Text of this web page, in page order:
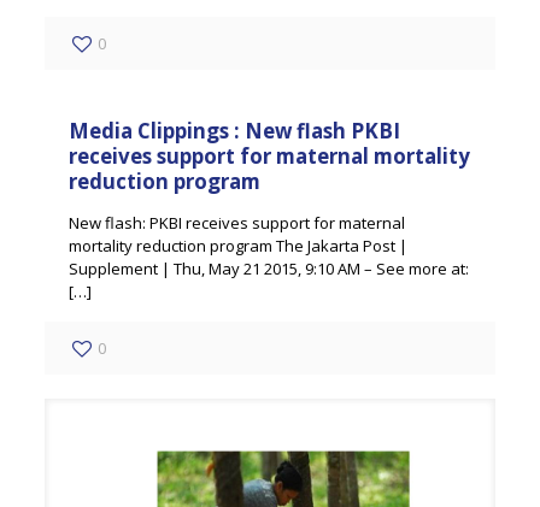
0
Media Clippings : New flash PKBI
receives support for maternal mortality
reduction program
New flash: PKBI receives support for maternal
mortality reduction program The Jakarta Post |
Supplement | Thu, May 21 2015, 9:10 AM – See more at:
[…]
0